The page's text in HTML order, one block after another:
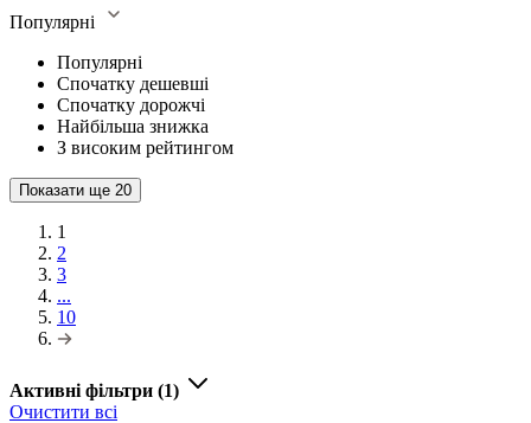
Популярні
Популярні
Спочатку дешевші
Спочатку дорожчі
Найбільша знижка
З високим рейтингом
Показати ще 20
1
2
3
...
10
Активні фільтри (1)
Очистити всі